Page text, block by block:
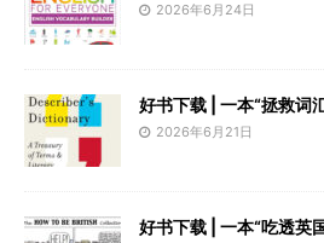
2026年6月24日
好书下载 | 一本“拯救词
2026年6月21日
好书下载 | 一本“吃透英